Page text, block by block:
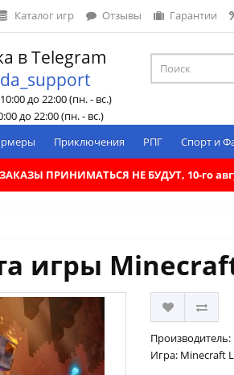
Каталог игр Отзывы Гарантии
в Telegram
до 22:00 (пн. - вс.)
до 22:00 (пн. - вс.)
Приключения РПГ Спорт и
ПРИНИМАТЬСЯ НЕ БУДУТ, 10-го
игры Minecraft
Производитель:
Игра: Minecraft